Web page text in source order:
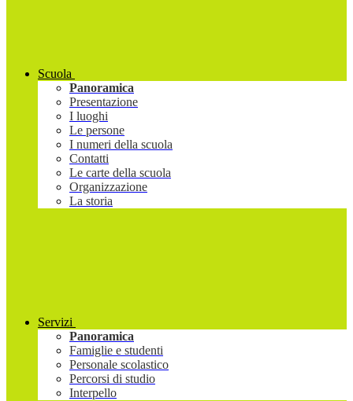
Scuola
Panoramica
Presentazione
I luoghi
Le persone
I numeri della scuola
Contatti
Le carte della scuola
Organizzazione
La storia
Servizi
Panoramica
Famiglie e studenti
Personale scolastico
Percorsi di studio
Interpello